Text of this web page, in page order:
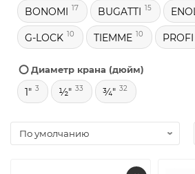
BONOMI 17 BUGATTI 15
G-LOCK 10 TIEMME 10 PROFI
⭕ Диаметр крана (дюйм)
1" 3 ½" 33 ¾" 32